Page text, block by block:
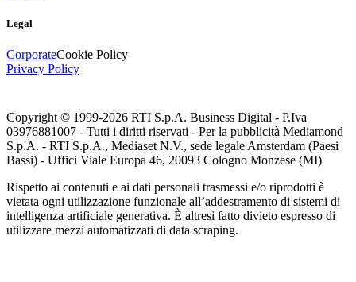
Legal
CorporateCookie Policy
Privacy Policy
Copyright © 1999-2026 RTI S.p.A. Business Digital - P.Iva
03976881007 - Tutti i diritti riservati - Per la pubblicità Mediamond
S.p.A. - RTI S.p.A., Mediaset N.V., sede legale Amsterdam (Paesi
Bassi) - Uffici Viale Europa 46, 20093 Cologno Monzese (MI)
Rispetto ai contenuti e ai dati personali trasmessi e/o riprodotti è
vietata ogni utilizzazione funzionale all’addestramento di sistemi di
intelligenza artificiale generativa. È altresì fatto divieto espresso di
utilizzare mezzi automatizzati di data scraping.